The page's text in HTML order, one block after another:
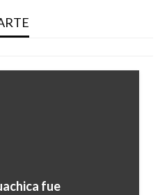
noviembre
24, 2017
fue
de células de